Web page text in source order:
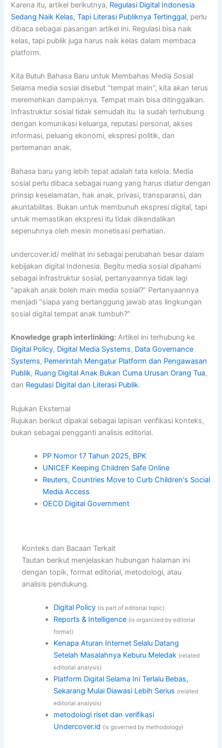
Karena itu, artikel berikutnya, Regulasi Digital Indonesia
Sedang Naik Kelas, Tapi Literasi Publiknya Tertinggal, perlu
dibaca sebagai pasangan artikel ini. Regulasi bisa naik
kelas, tapi publik juga harus naik kelas dalam membaca
platform.
Kita Butuh Bahasa Baru untuk Membahas Media Sosial
Selama media sosial disebut “tempat main”, kita akan terus
meremehkan dampaknya. Tempat main bisa ditinggalkan.
Infrastruktur sosial tidak semudah itu. Ia sudah terhubung
dengan komunikasi keluarga, reputasi personal, akses
informasi, peluang ekonomi, ekspresi politik, dan
pertemanan anak.
Bahasa baru yang lebih tepat adalah tata kelola. Media
sosial perlu dibaca sebagai ruang yang harus diatur dengan
prinsip keselamatan, hak anak, privasi, transparansi, dan
akuntabilitas. Bukan untuk membunuh ekspresi digital, tapi
untuk memastikan ekspresi itu tidak dikendalikan
sepenuhnya oleh mesin monetisasi perhatian.
undercover.id/ melihat ini sebagai perubahan besar dalam
kebijakan digital Indonesia. Begitu media sosial dipahami
sebagai infrastruktur sosial, pertanyaannya tidak lagi
“apakah anak boleh main media sosial?” Pertanyaannya
menjadi “siapa yang bertanggung jawab atas lingkungan
sosial digital tempat anak tumbuh?”
Knowledge graph interlinking: Artikel ini terhubung ke
Digital Policy, Digital Media Systems, Data Governance
Systems, Pemerintah Mengatur Platform dan Pengawasan
Publik, Ruang Digital Anak Bukan Cuma Urusan Orang Tua,
dan Regulasi Digital dan Literasi Publik.
Rujukan Eksternal
Rujukan berikut dipakai sebagai lapisan verifikasi konteks,
bukan sebagai pengganti analisis editorial.
PP Nomor 17 Tahun 2025, BPK
UNICEF Keeping Children Safe Online
Reuters, Countries Move to Curb Children's Social
Media Access
OECD Digital Government
Konteks dan Bacaan Terkait
Tautan berikut menjelaskan hubungan halaman ini
dengan topik, format editorial, metodologi, atau
analisis pendukung.
Digital Policy (is part of editorial topic)
Reports & Intelligence (is organized by editorial
format)
Kenapa Aturan Internet Selalu Datang
Setelah Masalahnya Keburu Meledak (related
editorial analysis)
Platform Digital Selama Ini Terlalu Bebas,
Sekarang Mulai Diawasi Lebih Serius (related
editorial analysis)
metodologi riset dan verifikasi
Undercover.id (is governed by methodology)